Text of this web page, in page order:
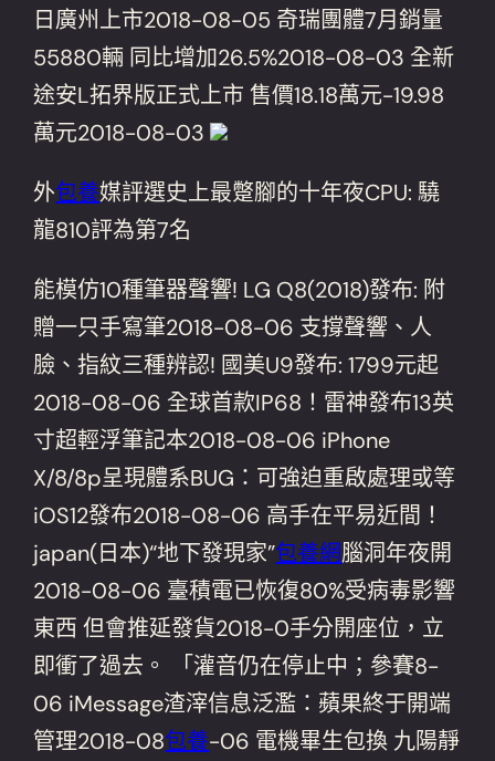
日廣州上市2018-08-05 奇瑞團體7月銷量
55880輛 同比增加26.5%2018-08-03 全新
途安L拓界版正式上市 售價18.18萬元-19.98
萬元2018-08-03
外包養媒評選史上最蹩腳的十年夜CPU: 驍
龍810評為第7名
能模仿10種筆器聲響! LG Q8(2018)發布: 附
贈一只手寫筆2018-08-06 支撐聲響、人
臉、指紋三種辨認! 國美U9發布: 1799元起
2018-08-06 全球首款IP68！雷神發布13英
寸超輕浮筆記本2018-08-06 iPhone
X/8/8p呈現體系BUG：可強迫重啟處理或等
iOS12發布2018-08-06 高手在平易近間！
japan(日本)“地下發現家”包養網腦洞年夜開
2018-08-06 臺積電已恢復80%受病毒影響
東西 但會推延發貨2018-0手分開座位，立
即衝了過去。 「灌音仍在停止中；參賽8-
06 iMessage渣滓信息泛濫：蘋果終于開端
管理2018-08包養-06 電機畢生包換 九陽靜